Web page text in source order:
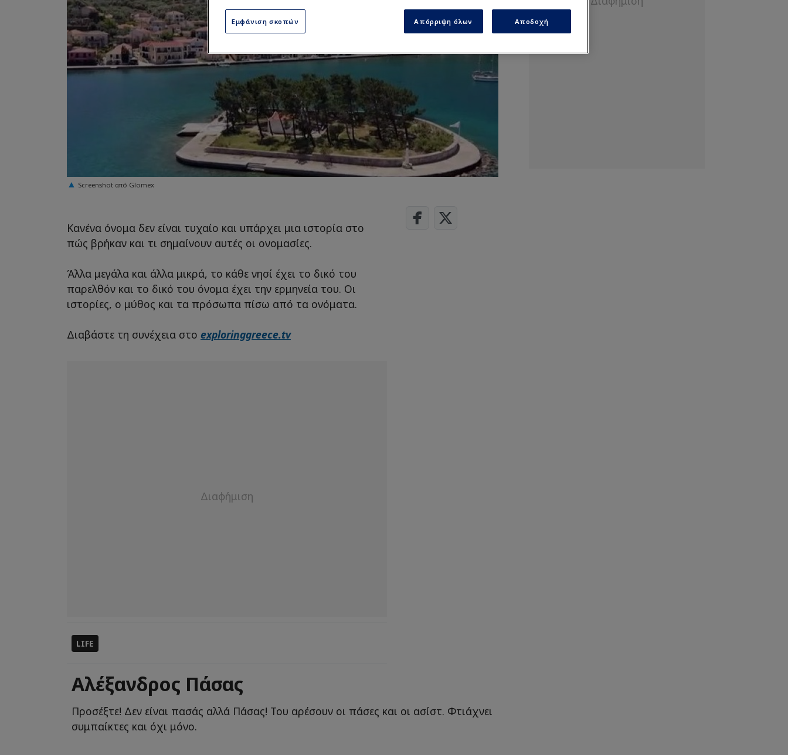
Screenshot από Glomex
Κανένα όνομα δεν είναι τυχαίο και υπάρχει μια ιστορία στο
πώς βρήκαν και τι σημαίνουν αυτές οι ονομασίες.
Άλλα μεγάλα και άλλα μικρά, το κάθε νησί έχει το δικό του
παρελθόν και το δικό του όνομα έχει την ερμηνεία του. Οι
ιστορίες, ο μύθος και τα πρόσωπα πίσω από τα ονόματα.
Διαβάστε τη συνέχεια στο exploringgreece.tv
LIFE
Αλέξανδρος Πάσας
Προσέξτε! Δεν είναι πασάς αλλά Πάσας! Του αρέσουν οι πάσες και οι ασίστ. Φτιάχνει
συμπαίκτες και όχι μόνο.
Εμφάνιση σκοπών Απόρριψη όλων Αποδοχή